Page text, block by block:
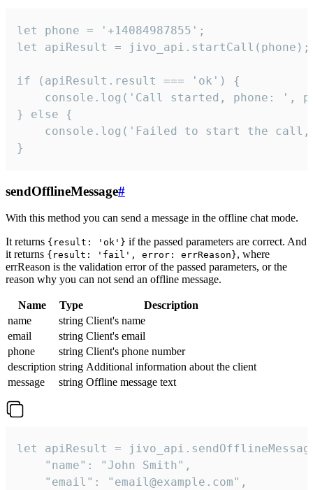
let phone = '+14084987855';
let apiResult = jivo_api.startCall(phone);
if (apiResult.result === 'ok') {
console.log('Call started, phone: ',
} else {
console.log('Failed to start the
}
sendOfflineMessage#
With this method you can send a message in the offline chat mode.
It returns {result: 'ok'} if the passed parameters are correct. And
it returns {result: 'fail', error: errReason}, where
errReason is the validation error of the passed parameters, or the
reason why you can not send an offline message.
Name Type
Description
name
string Client's name
email
string Client's email
phone
string Client's phone number
description string Additional information about the client
message
string Offline message text
let apiResult =
    "name": "John Smith",
    "email": "email@example.com",